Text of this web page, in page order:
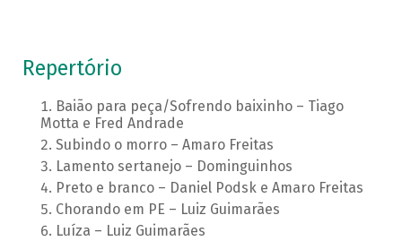
Repertório
Baião para peça/Sofrendo baixinho – Tiago
Motta e Fred Andrade
Subindo o morro – Amaro Freitas
Lamento sertanejo – Dominguinhos
Preto e branco – Daniel Podsk e Amaro Freitas
Chorando em PE – Luiz Guimarães
Luíza – Luiz Guimarães